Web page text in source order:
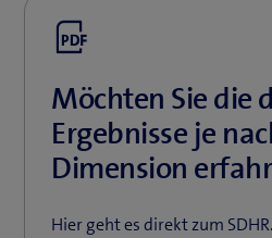
Möchten Sie die
Ergebnisse je
Dimension
Hier geht es direkt zum SDHR.